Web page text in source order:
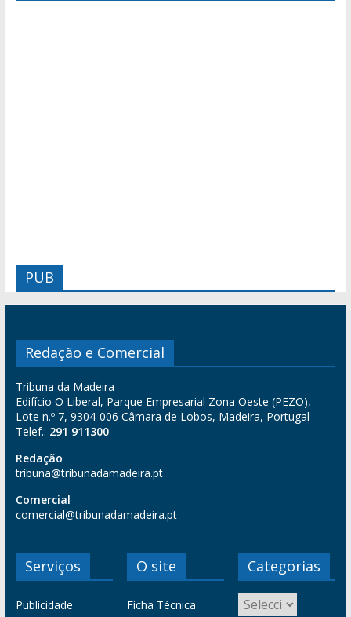
PUB
Redação e Comercial
Tribuna da Madeira
Edifício O Liberal, Parque Empresarial Zona Oeste (PEZO),
Lote n.º 7, 9304-006 Câmara de Lobos, Madeira, Portugal
Telef.: 291 911300
Redação
tribuna@tribunadamadeira.pt
Comercial
comercial@tribunadamadeira.pt
Serviços
Publicidade
O site
Ficha Técnica
Categorias